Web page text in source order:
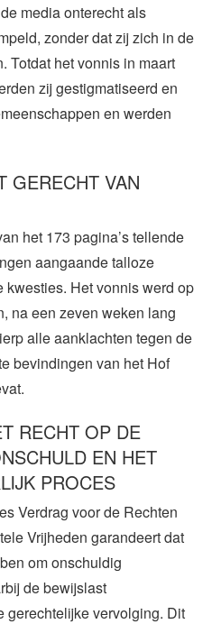
media onterecht als
zonder dat zij zich in de
Totdat het vonnis in maart
zij gestigmatiseerd en
en werden
GERECHT VAN
het 173 pagina’s tellende
aangaande talloze
Het vonnis werd op
na een zeven weken lang
alle aanklachten tegen de
bevindingen van het Hof
RECHT OP DE
EN HET
PROCES
Verdrag voor de Rechten
Vrijheden garandeert dat
om onschuldig
de bewijslast
gerechtelijke vervolging. Dit